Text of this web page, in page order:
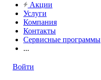
Акции
Услуги
Компания
Контакты
Сервисные программы
...
Войти